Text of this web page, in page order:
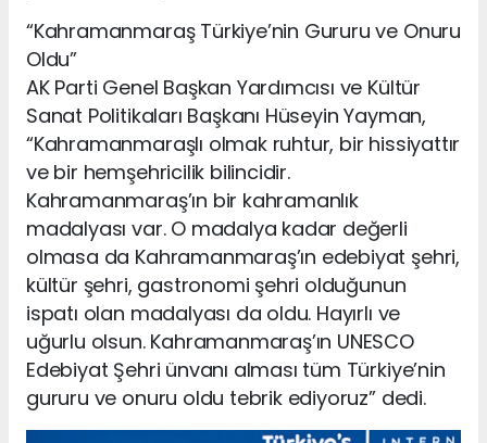
“Kahramanmaraş Türkiye’nin Gururu ve Onuru
Oldu”
AK Parti Genel Başkan Yardımcısı ve Kültür
Sanat Politikaları Başkanı Hüseyin Yayman,
“Kahramanmaraşlı olmak ruhtur, bir hissiyattır
ve bir hemşehricilik bilincidir.
Kahramanmaraş’ın bir kahramanlık
madalyası var. O madalya kadar değerli
olmasa da Kahramanmaraş’ın edebiyat şehri,
kültür şehri, gastronomi şehri olduğunun
ispatı olan madalyası da oldu. Hayırlı ve
uğurlu olsun. Kahramanmaraş’ın UNESCO
Edebiyat Şehri ünvanı alması tüm Türkiye’nin
gururu ve onuru oldu tebrik ediyoruz” dedi.